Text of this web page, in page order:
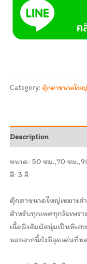
Category: ตุ๊กตาขนาดใหญ่
Description
ขนาด: 50 ซม.,70 ซม
สี: 3 สี
ตุ๊กตาขนาดใหญ่เหมาะส
สำหรับทุกเพศทุกวัยเพร
เนื้อผิวสัมผัสนุ่มเป็นพิเศ
นอกจากนี้ยังมีจุดเด่นที่ห